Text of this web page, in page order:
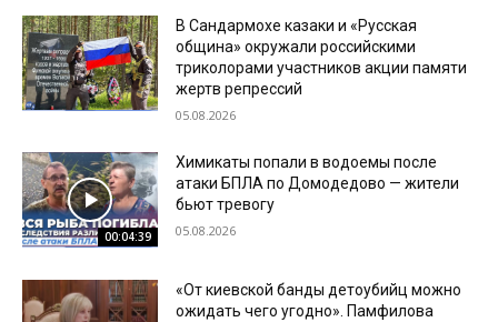
В Сандармохе казаки и «Русская
община» окружали российскими
триколорами участников акции памяти
жертв репрессий
05.08.2026
00:04:39
Химикаты попали в водоемы после
атаки БПЛА по Домодедово — жители
бьют тревогу
05.08.2026
«От киевской банды детоубийц можно
ожидать чего угодно». Памфилова